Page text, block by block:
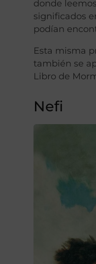
donde
significados
podían
Esta misma
también se
Libro de
Nefi